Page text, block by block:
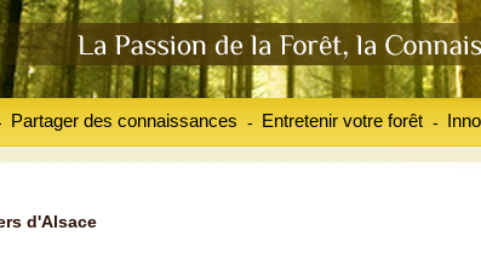
Partager des connaissances Entretenir votre forêt
- -
d'Alsace